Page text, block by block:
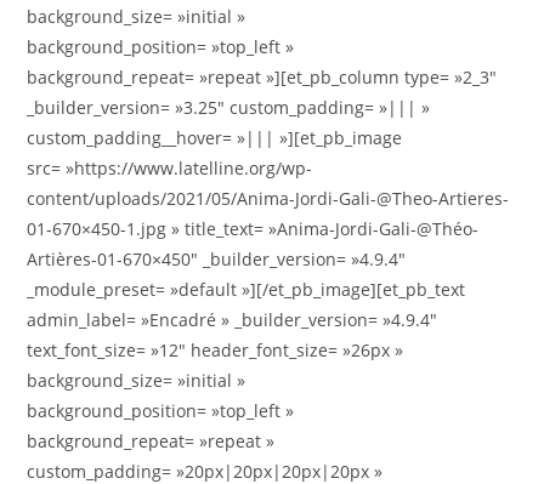
background_size= »initial »
background_position= »top_left »
background_repeat= »repeat »][et_pb_column type= »2_3″
_builder_version= »3.25″ custom_padding= »||| »
custom_padding__hover= »||| »][et_pb_image
src= »https://www.latelline.org/wp-
content/uploads/2021/05/Anima-Jordi-Gali-@Theo-Artieres-
01-670×450-1.jpg » title_text= »Anima-Jordi-Gali-@Théo-
Artières-01-670×450″ _builder_version= »4.9.4″
_module_preset= »default »][/et_pb_image][et_pb_text
admin_label= »Encadré » _builder_version= »4.9.4″
text_font_size= »12″ header_font_size= »26px »
background_size= »initial »
background_position= »top_left »
background_repeat= »repeat »
custom_padding= »20px|20px|20px|20px »